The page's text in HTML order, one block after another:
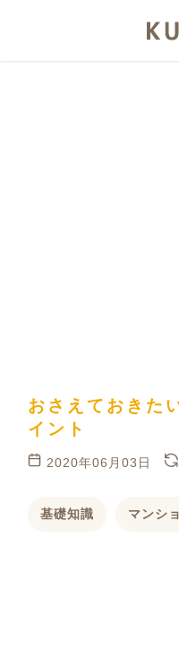
おさえておきた
イント
2020年06月03日
基礎知識 マンシ